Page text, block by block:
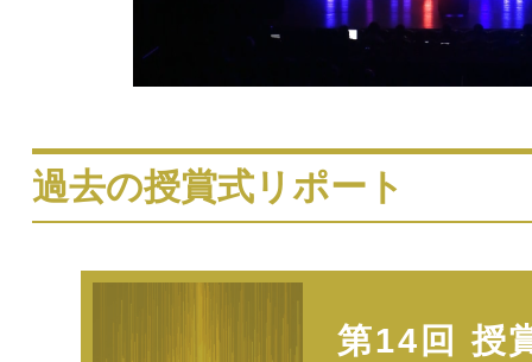
過去の授賞式リポート
第14回 授